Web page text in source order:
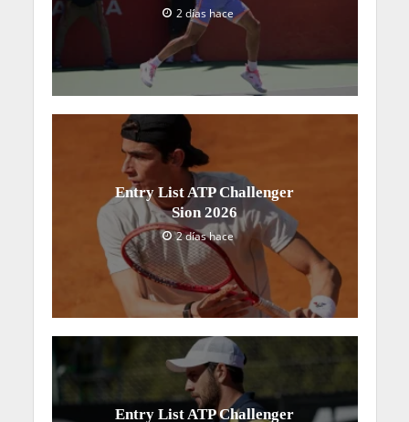
2 días hace
Entry List ATP Challenger
Sion 2026
2 días hace
Entry List ATP Challenger